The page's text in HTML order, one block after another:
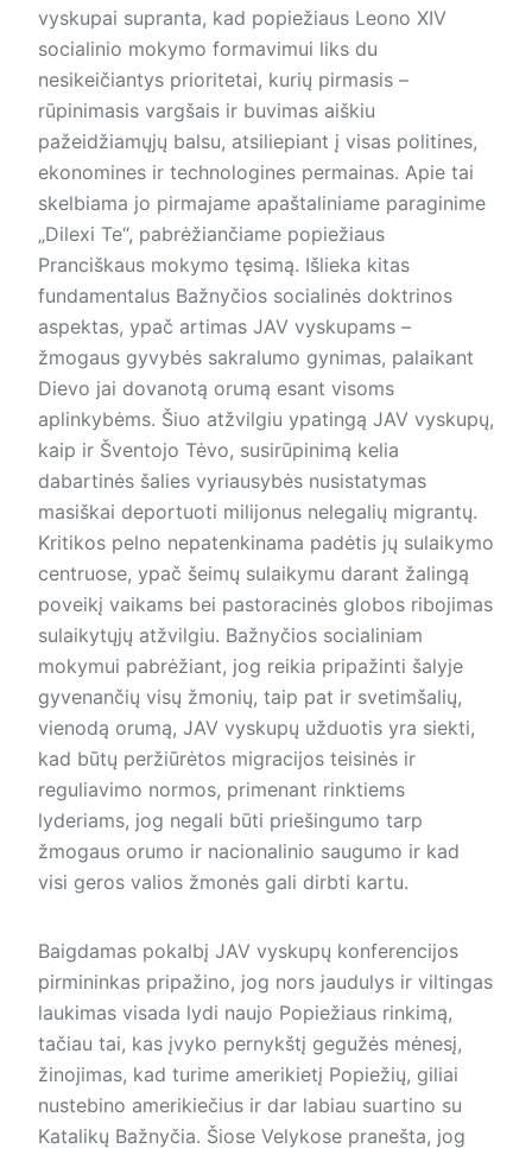
vyskupai supranta, kad popiežiaus Leono XIV
socialinio mokymo formavimui liks du
nesikeičiantys prioritetai, kurių pirmasis –
rūpinimasis vargšais ir buvimas aiškiu
pažeidžiamųjų balsu, atsiliepiant į visas politines,
ekonomines ir technologines permainas. Apie tai
skelbiama jo pirmajame apaštaliniame paraginime
„Dilexi Te“, pabrėžiančiame popiežiaus
Pranciškaus mokymo tęsimą. Išlieka kitas
fundamentalus Bažnyčios socialinės doktrinos
aspektas, ypač artimas JAV vyskupams –
žmogaus gyvybės sakralumo gynimas, palaikant
Dievo jai dovanotą orumą esant visoms
aplinkybėms. Šiuo atžvilgiu ypatingą JAV vyskupų,
kaip ir Šventojo Tėvo, susirūpinimą kelia
dabartinės šalies vyriausybės nusistatymas
masiškai deportuoti milijonus nelegalių migrantų.
Kritikos pelno nepatenkinama padėtis jų sulaikymo
centruose, ypač šeimų sulaikymu darant žalingą
poveikį vaikams bei pastoracinės globos ribojimas
sulaikytųjų atžvilgiu. Bažnyčios socialiniam
mokymui pabrėžiant, jog reikia pripažinti šalyje
gyvenančių visų žmonių, taip pat ir svetimšalių,
vienodą orumą, JAV vyskupų užduotis yra siekti,
kad būtų peržiūrėtos migracijos teisinės ir
reguliavimo normos, primenant rinktiems
lyderiams, jog negali būti priešingumo tarp
žmogaus orumo ir nacionalinio saugumo ir kad
visi geros valios žmonės gali dirbti kartu.
Baigdamas pokalbį JAV vys­kupų konferencijos
pirmininkas pri­pažino, jog nors jaudulys ir viltingas
laukimas visada lydi naujo Popiežiaus rinkimą,
tačiau tai, kas įvyko pernykštį gegužės mėnesį,
žinojimas, kad turime amerikietį Popiežių, giliai
nustebino ameri­kiečius ir dar labiau suartino su
Katalikų Bažnyčia. Šiose Velykose pranešta, jog